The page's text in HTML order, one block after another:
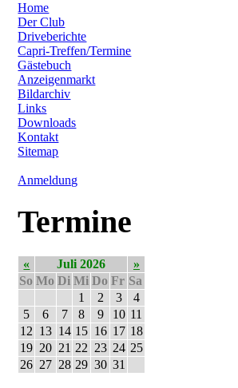
Home
Der Club
Driveberichte
Capri-Treffen/Termine
Gästebuch
Anzeigenmarkt
Bildarchiv
Links
Downloads
Kontakt
Sitemap
Anmeldung
Termine
« Juli 2026
»
So Mo Di Mi Do Fr Sa
1
2 3
4
5
6 7 8 9 10 11
12 13 14 15 16 17 18
19 20 21 22 23 24 25
26 27 28 29 30 31